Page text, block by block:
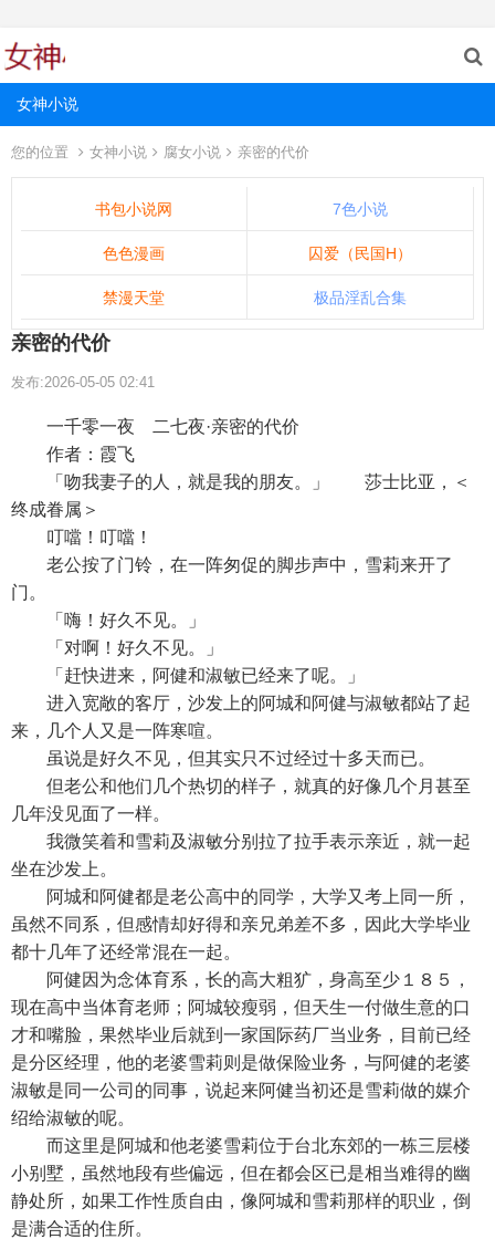
女神小说
您的位置 女神小说 腐女小说 亲密的代价
书包小说网 7色小说
色色漫画 囚爱（民国H）
禁漫天堂 极品淫乱合集
亲密的代价
发布:2026-05-05 02:41
一千零一夜 二七夜·亲密的代价
作者：霞飞
「吻我妻子的人，就是我的朋友。」 莎士比亚，＜
终成眷属＞
叮噹！叮噹！
老公按了门铃，在一阵匆促的脚步声中，雪莉来开了
门。
「嗨！好久不见。」
「对啊！好久不见。」
「赶快进来，阿健和淑敏已经来了呢。」
进入宽敞的客厅，沙发上的阿城和阿健与淑敏都站了起
来，几个人又是一阵寒喧。
虽说是好久不见，但其实只不过经过十多天而已。
但老公和他们几个热切的样子，就真的好像几个月甚至
几年没见面了一样。
我微笑着和雪莉及淑敏分别拉了拉手表示亲近，就一起
坐在沙发上。
阿城和阿健都是老公高中的同学，大学又考上同一所，
虽然不同系，但感情却好得和亲兄弟差不多，因此大学毕业
都十几年了还经常混在一起。
阿健因为念体育系，长的高大粗犷，身高至少１８５，
现在高中当体育老师；阿城较瘦弱，但天生一付做生意的口
才和嘴脸，果然毕业后就到一家国际药厂当业务，目前已经
是分区经理，他的老婆雪莉则是做保险业务，与阿健的老婆
淑敏是同一公司的同事，说起来阿健当初还是雪莉做的媒介
绍给淑敏的呢。
而这里是阿城和他老婆雪莉位于台北东郊的一栋三层楼
小别墅，虽然地段有些偏远，但在都会区已是相当难得的幽
静处所，如果工作性质自由，像阿城和雪莉那样的职业，倒
是满合适的住所。